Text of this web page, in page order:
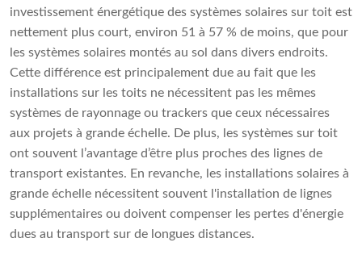
investissement énergétique des systèmes solaires sur toit est
nettement plus court, environ 51 à 57 % de moins, que pour
les systèmes solaires montés au sol dans divers endroits.
Cette différence est principalement due au fait que les
installations sur les toits ne nécessitent pas les mêmes
systèmes de rayonnage ou trackers que ceux nécessaires
aux projets à grande échelle. De plus, les systèmes sur toit
ont souvent l’avantage d’être plus proches des lignes de
transport existantes. En revanche, les installations solaires à
grande échelle nécessitent souvent l'installation de lignes
supplémentaires ou doivent compenser les pertes d'énergie
dues au transport sur de longues distances.